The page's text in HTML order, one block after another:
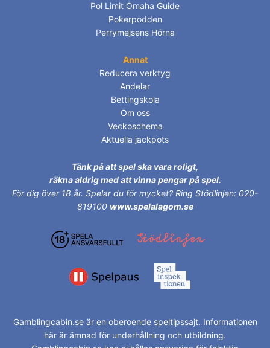
Pol Limit Omaha Guide
Pokerpodden
Perrymejsens Hörna
Annat
Reducera verktyg
Andelar
Bettingskola
Om oss
Veckoschema
Aktuella jackpots
Tänk på att spel ska vara roligt,
räkna aldrig med att vinna pengar på spel.
För dig över 18 år. Spelar du för mycket? Ring Stödlinjen: 020-
819100 www.spelalagom.se
Gamblingcabin.se är en oberoende speltipssajt. Informationen
här är ämnad för underhållning och utbildning.